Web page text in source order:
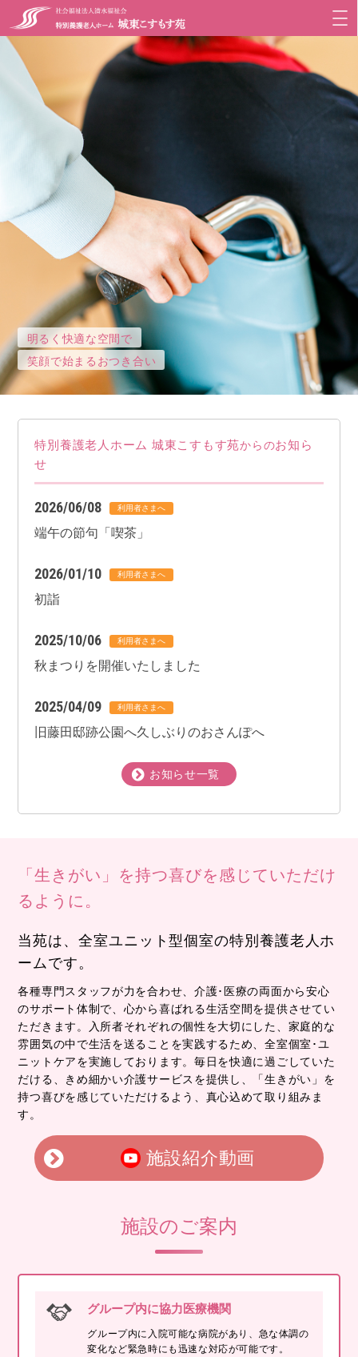
明るく快適な空間で
笑顔で始まるおつき合い
特別養護老人ホーム 城東こすもす苑からのお知ら
せ
2026/06/08
端午の節句「喫茶」
2026/01/10
初詣
2025/10/06
秋まつりを開催いたしました
2025/04/09
旧藤田邸跡公園へ久しぶりのおさんぽへ
お知らせ一覧
「生きがい」を持つ喜びを感じていただけ
るように。
当苑は、全室ユニット型個室の特別養護老人ホ
ームです。
各種専門スタッフが力を合わせ、介護･医療の両面から安心
のサポート体制で、心から喜ばれる生活空間を提供させてい
ただきます。入所者それぞれの個性を大切にした、家庭的な
雰囲気の中で生活を送ることを実践するため、全室個室･ユ
ニットケアを実施しております。毎日を快適に過ごしていた
だける、きめ細かい介護サービスを提供し、「生きがい」を
持つ喜びを感じていただけるよう、真心込めて取り組みま
す。
施設紹介動画
施設のご案内
グループ内に協力医療機関
グループ内に入院可能な病院があり、急な体調の
変化など緊急時にも迅速な対応が可能です。